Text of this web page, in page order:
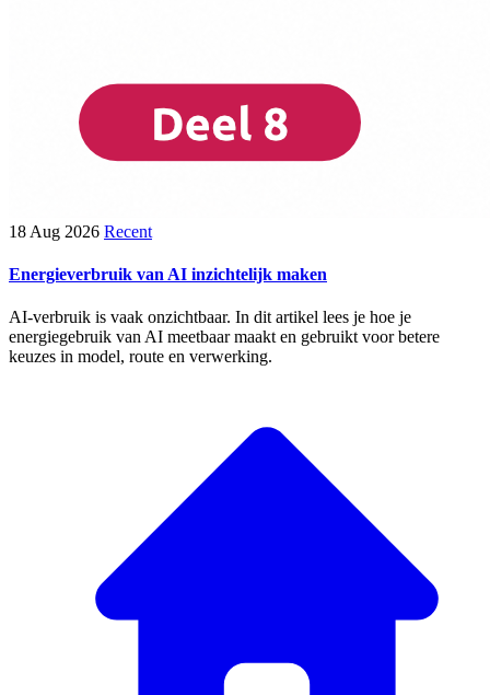
18 Aug 2026 Recent
Energieverbruik van AI inzichtelijk maken
AI-verbruik is vaak onzichtbaar. In dit artikel lees je hoe je
energiegebruik van AI meetbaar maakt en gebruikt voor betere
keuzes in model, route en verwerking.